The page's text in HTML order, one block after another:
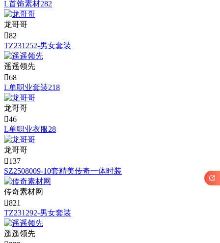
L首饰素材282
龙哥哥
82
TZ231252-男女套装
遥遥领先
68
L单职业套装218
龙哥哥
46
L单职业衣服28
龙哥哥
137
SZ2508009-10套精美传奇一体时装
传奇素材网
821
TZ231292-男女套装
遥遥领先
